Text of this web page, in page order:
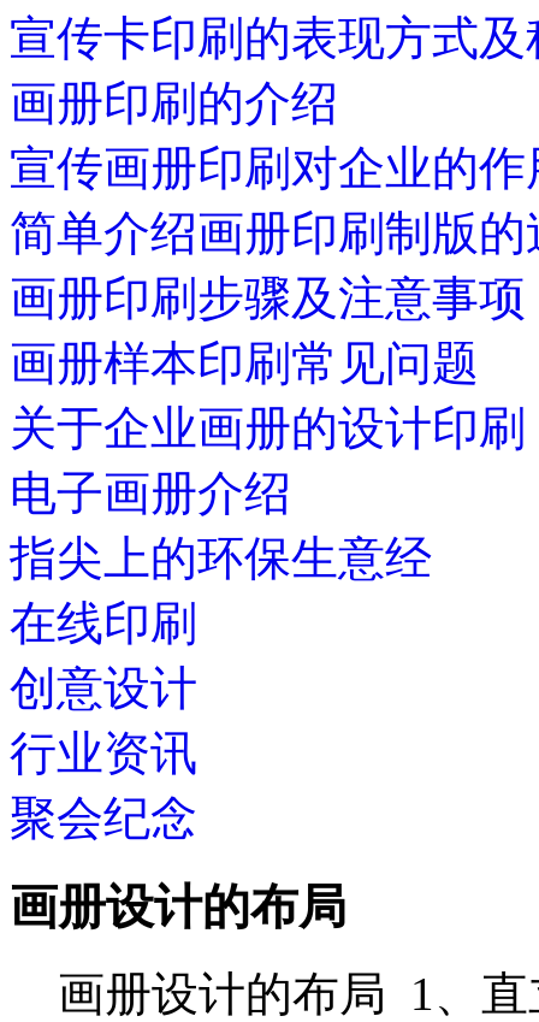
宣传卡印刷的表现方式及
画册印刷的介绍
宣传画册印刷对企业的作
简单介绍画册印刷制版的
画册印刷步骤及注意事项
画册样本印刷常见问题
关于企业画册的设计印刷
电子画册介绍
指尖上的环保生意经
在线印刷
创意设计
行业资讯
聚会纪念
画册设计的布局
画册设计的布局 1、直